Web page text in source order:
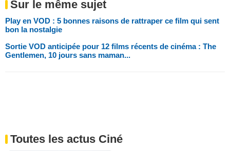
Sur le même sujet
Play en VOD : 5 bonnes raisons de rattraper ce film qui sent
bon la nostalgie
Sortie VOD anticipée pour 12 films récents de cinéma : The
Gentlemen, 10 jours sans maman...
Toutes les actus Ciné